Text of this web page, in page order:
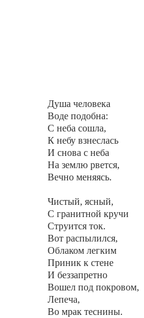
Душа человека
Воде подобна:
С неба сошла,
К небу взнеслась
И снова с неба
На землю рвется,
Вечно меняясь.
Чистый, ясный,
С гранитной кручи
Струится ток.
Вот распылился,
Облаком легким
Приник к стене
И беззапретно
Вошел под покровом,
Лепеча,
Во мрак теснины.